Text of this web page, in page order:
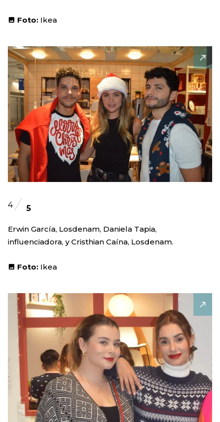
Foto: Ikea
4 5
Erwin García, Losdenam, Daniela Tapia,
influenciadora, y Cristhian Caína, Losdenam.
Foto: Ikea